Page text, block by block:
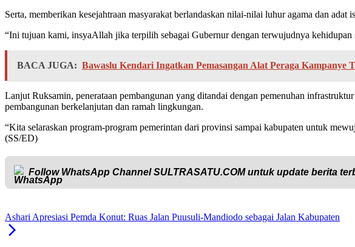
Serta, memberikan kesejahtraan masyarakat berlandaskan nilai-nilai luhur agama dan
“Ini tujuan kami, insyaAllah jika terpilih sebagai Gubernur dengan terwujudnya
BACA JUGA: Bawaslu Kendari Ingatkan Pemasangan Alat Peraga Kampanye
Lanjut Ruksamin, penerataan pembangunan yang ditandai dengan pemenuhan
pembangunan berkelanjutan dan ramah lingkungan.
“Kita selaraskan program-program pemerintan dari provinsi sampai kabupaten untuk
(SS/ED)
Follow WhatsApp ChannelSULTRASATU.COMuntuk update berita
Ashari Apresiasi Pemda Konut: Ruas Jalan Puusuli-Mandiodo sebagai Jalan Kabupaten